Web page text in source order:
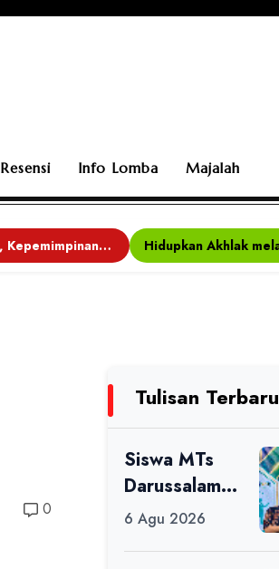
Resensi Info Lomba Majalah
Bina Karakter, Kepemimpinan, dan Kemandirian, 117 Peserta Ikuti Alfaro Camp di MAN 1 Darussalam Ciamis
0
Tulisan Terbaru
Siswa MTs
Darussalam
Raih Juara 1
6 Agu 2026